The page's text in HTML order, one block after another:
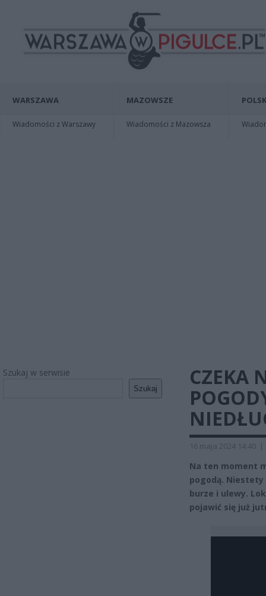
WARSZAWA
Wiadomości z Warszawy
MAZOWSZE
Wiadomości z Mazowsza
Szukaj w serwisie
Szukaj
CZEKA
16 maja 2024 14:40 |
Na ten moment
pogodą.
burze i ulewy.
pojawić się już